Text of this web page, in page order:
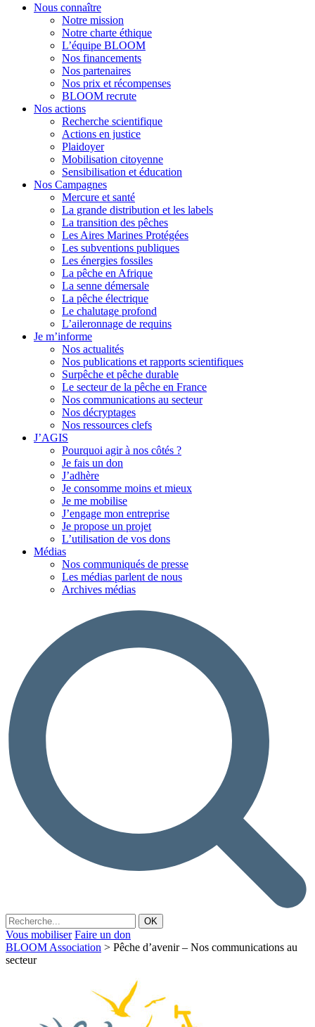
Nous connaître
Notre mission
Notre charte éthique
L’équipe BLOOM
Nos financements
Nos partenaires
Nos prix et récompenses
BLOOM recrute
Nos actions
Recherche scientifique
Actions en justice
Plaidoyer
Mobilisation citoyenne
Sensibilisation et éducation
Nos Campagnes
Mercure et santé
La grande distribution et les labels
La transition des pêches
Les Aires Marines Protégées
Les subventions publiques
Les énergies fossiles
La pêche en Afrique
La senne démersale
La pêche électrique
Le chalutage profond
L’aileronnage de requins
Je m’informe
Nos actualités
Nos publications et rapports scientifiques
Surpêche et pêche durable
Le secteur de la pêche en France
Nos communications au secteur
Nos décryptages
Nos ressources clefs
J’AGIS
Pourquoi agir à nos côtés ?
Je fais un don
J’adhère
Je consomme moins et mieux
Je me mobilise
J’engage mon entreprise
Je propose un projet
L’utilisation de vos dons
Médias
Nos communiqués de presse
Les médias parlent de nous
Archives médias
Vous mobiliser Faire un don
BLOOM Association > Pêche d’avenir – Nos communications au
secteur